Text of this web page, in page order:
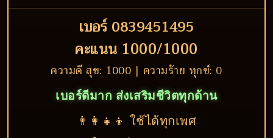
เบอร์ 0839451495
คะแนน 1000/1000
ความดี สุข: 1000 | ความร้าย ทุกข์: 0
เบอร์ดีมาก ส่งเสริมชีวิตทุกด้าน
👨‍👩‍👧‍👦 ใช้ได้ทุกเพศ